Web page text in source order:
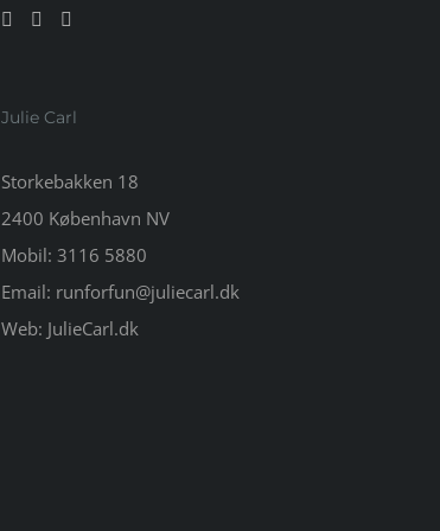
Julie Carl
Storkebakken 18
2400 København NV
Mobil: 3116 5880
Email: runforfun@juliecarl.dk
Web: JulieCarl.dk